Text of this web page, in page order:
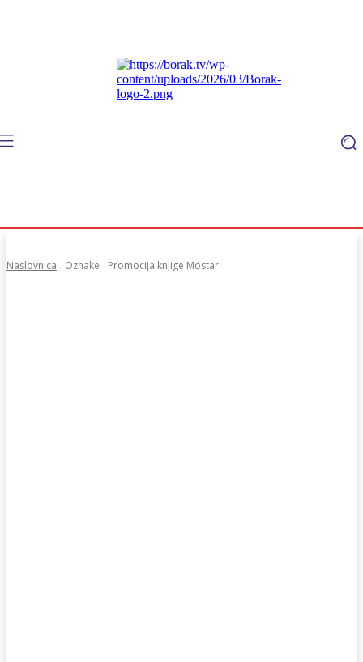
Naslovnica Oznake Promocija knjige Mostar